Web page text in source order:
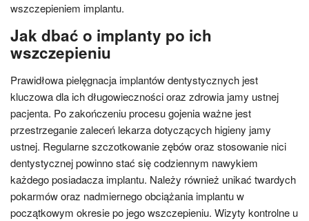
wszczepieniem implantu.
Jak dbać o implanty po ich
wszczepieniu
Prawidłowa pielęgnacja implantów dentystycznych jest
kluczowa dla ich długowieczności oraz zdrowia jamy ustnej
pacjenta. Po zakończeniu procesu gojenia ważne jest
przestrzeganie zaleceń lekarza dotyczących higieny jamy
ustnej. Regularne szczotkowanie zębów oraz stosowanie nici
dentystycznej powinno stać się codziennym nawykiem
każdego posiadacza implantu. Należy również unikać twardych
pokarmów oraz nadmiernego obciążania implantu w
początkowym okresie po jego wszczepieniu. Wizyty kontrolne u